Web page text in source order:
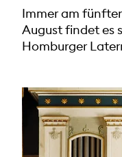
Immer am
August findet es
Homburger